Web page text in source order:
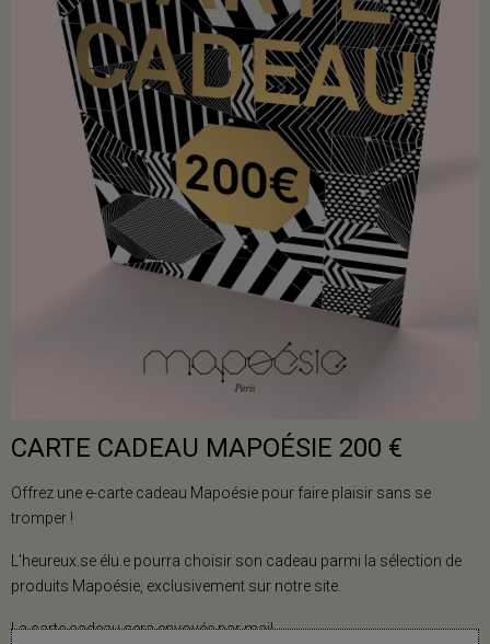
CARTE CADEAU MAPOÉSIE 200 €
Offrez une e-carte cadeau Mapoésie pour faire plaisir sans se
tromper !
L'heureux.se élu.e pourra choisir son cadeau parmi la sélection de
produits Mapoésie, exclusivement sur notre site.
La carte cadeau sera envoyée par mail.